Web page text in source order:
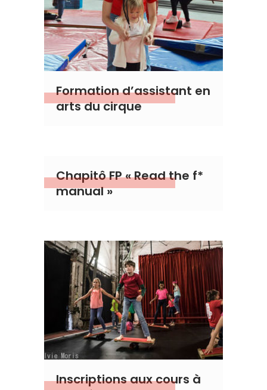
Formation d’assistant en
arts du cirque
Chapitô FP « Read the f*
manual »
Inscriptions aux cours à